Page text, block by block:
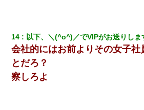
「本当に家まで来たの？証拠は？」旦那
いのか！」→ 離婚後
【衝撃】ヤンキー女に「サせて」って言っ
14 以下、＼(^o^)／でVIPがお送りしま
会社的にはお前よりその女子社
とだろ？
察しろよ